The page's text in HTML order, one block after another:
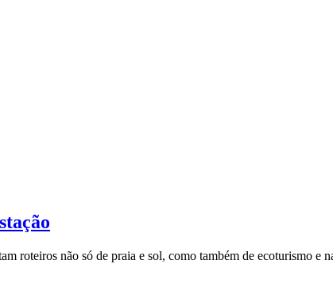
roteiros não só de praia e sol, como também de ecoturismo e